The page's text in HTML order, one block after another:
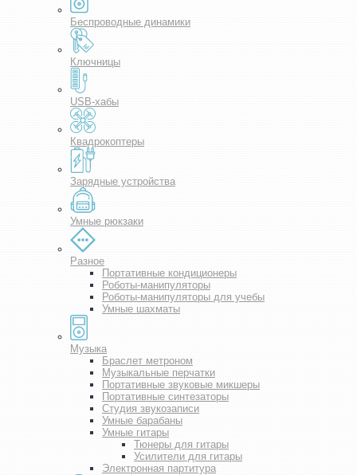
Беспроводные динамики
Ключницы
USB-хабы
Квадрокоптеры
Зарядные устройства
Умные рюкзаки
Разное
Портативные кондиционеры
Роботы-манипуляторы
Роботы-манипуляторы для учебы
Умные шахматы
Музыка
Браслет метроном
Музыкальные перчатки
Портативные звуковые микшеры
Портативные синтезаторы
Студия звукозаписи
Умные барабаны
Умные гитары
Тюнеры для гитары
Усилители для гитары
Электронная партитура